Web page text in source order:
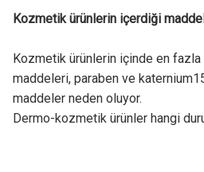
Kozmetik ürünlerin içerdiği
Kozmetik ürünlerin içinde en
maddeleri, paraben ve
maddeler neden oluyor.
Dermo-kozmetik ürünler hangi